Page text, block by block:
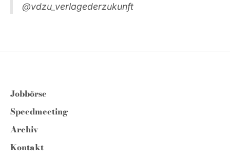
@vdzu_verlagederzukunft
Jobbörse
Speedmeeting
Archiv
Kontakt